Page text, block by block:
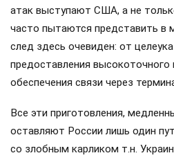
атак выступают США, а не
часто пытаются представить в
след здесь очевиден: от
предоставления высокоточного
обеспечения связи через
Все эти приготовления,
оставляют России лишь один
со злобным карликом т.н.